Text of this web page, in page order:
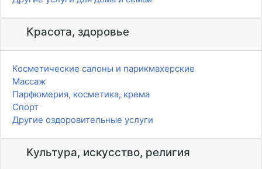
Красота, здоровье
Косметические салоны и парикмахерские
Массаж
Парфюмерия, косметика, крема
Спорт
Другие оздоровительные услуги
Культура, искусство, религия